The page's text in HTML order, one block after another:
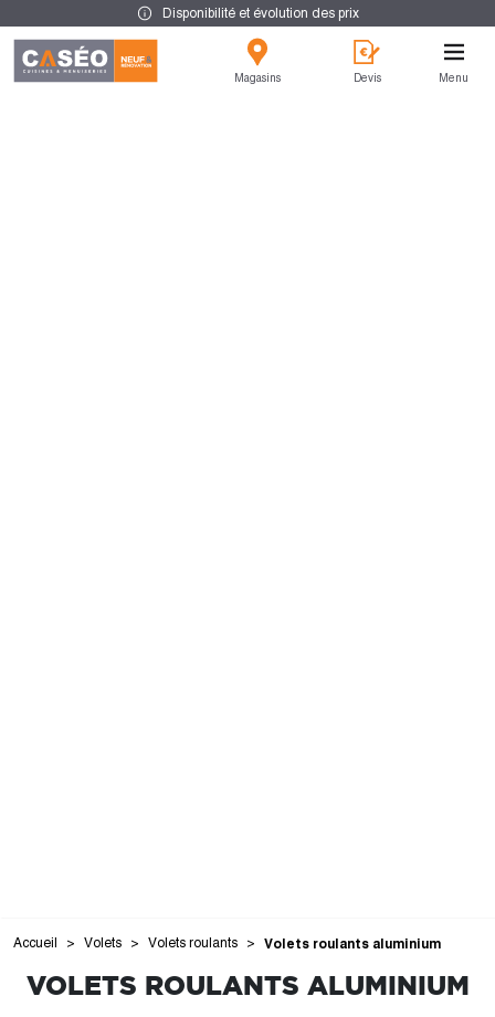
Disponibilité et évolution des prix
Magasins Devis Menu
Accueil Volets Volets roulants Volets roulants aluminium
VOLETS ROULANTS ALUMINIUM